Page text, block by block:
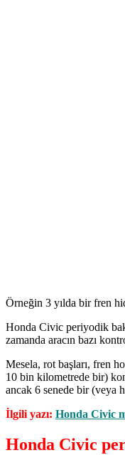
Örneğin 3 yılda bir fren
Honda Civic periyodik
zamanda aracın bazı
Mesela, rot başları, fren
10 bin kilometrede bir)
ancak 6 senede bir (veya
İlgili yazı: Honda Civic
Honda Civic